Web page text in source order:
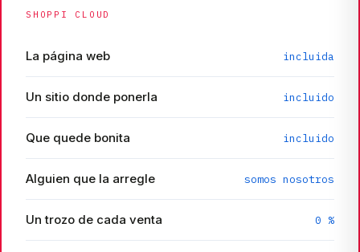
SHOPPI CLOUD
La página web incluida
Un sitio donde ponerla incluido
Que quede bonita incluido
Alguien que la arregle somos nosotros
Un trozo de cada venta 0 %